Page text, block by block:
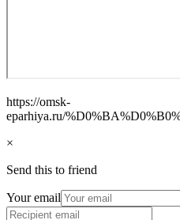
https://omsk-
eparhiya.ru/
×
Send this to friend
Your email